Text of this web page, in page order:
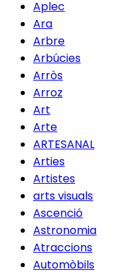
Aplec
Ara
Arbre
Arbúcies
Arròs
Arroz
Art
Arte
ARTESANAL
Arties
Artistes
arts visuals
Ascenció
Astronomia
Atraccions
Automòbils